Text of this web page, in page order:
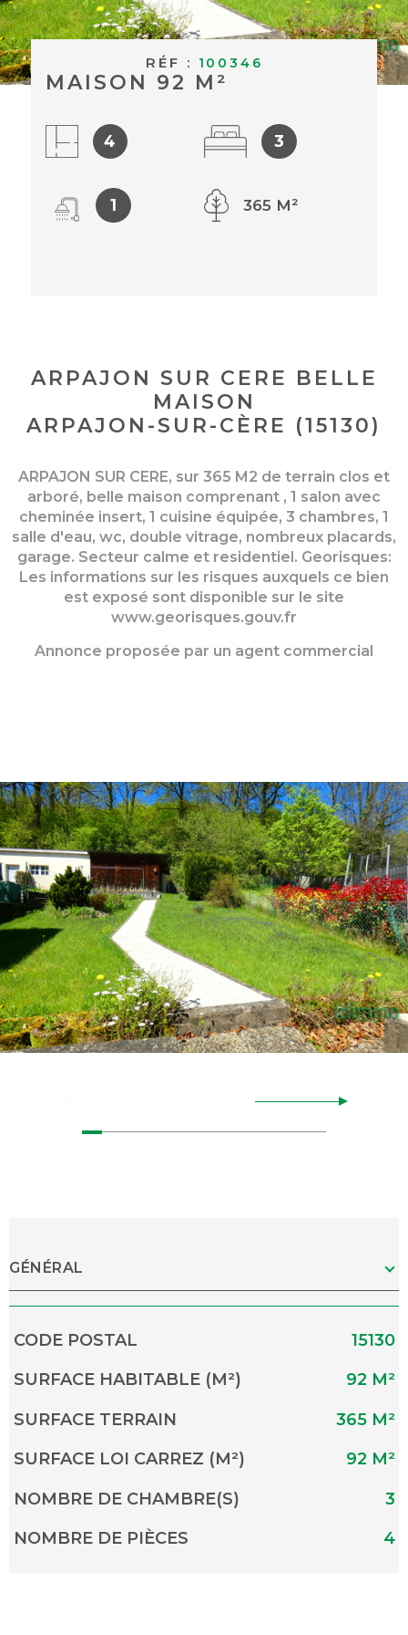
ACHETER À
RÉF : 100346
MAISON 92 M²
4 3
1 365 M²
ARPAJON SUR CERE BELLE
MAISON
ARPAJON-SUR-CÈRE (15130)
ARPAJON SUR CERE, sur 365 M2 de terrain clos et
arboré, belle maison comprenant , 1 salon avec
cheminée insert, 1 cuisine équipée, 3 chambres, 1
salle d'eau, wc, double vitrage, nombreux placards,
garage. Secteur calme et residentiel. Georisques:
Les informations sur les risques auxquels ce bien
est exposé sont disponible sur le site
www.georisques.gouv.fr
Annonce proposée par un agent commercial
GÉNÉRAL
Caractérisque Valeurs
CODE POSTAL
15130
SURFACE HABITABLE (M²)
92 M²
SURFACE TERRAIN
365 M²
SURFACE LOI CARREZ (M²)
92 M²
NOMBRE DE CHAMBRE(S)
3
NOMBRE DE PIÈCES
4
BUDGET
SURFACE
PIÈCES